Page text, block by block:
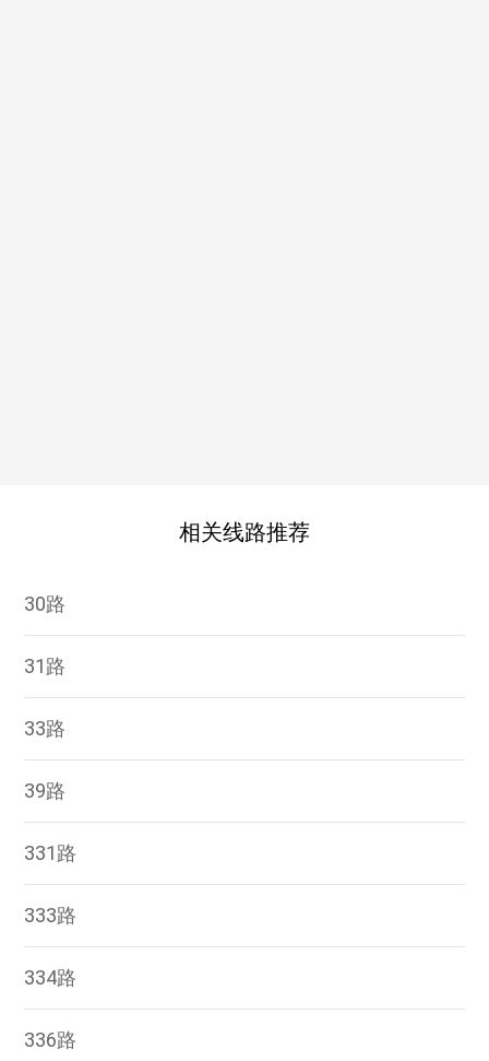
相关线路推荐
30路
31路
33路
39路
331路
333路
334路
336路